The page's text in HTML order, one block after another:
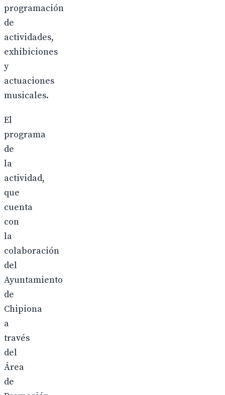
programación
de
actividades,
exhibiciones
y
actuaciones
musicales.
El
programa
de
la
actividad,
que
cuenta
con
la
colaboración
del
Ayuntamiento
de
Chipiona
a
través
del
Área
de